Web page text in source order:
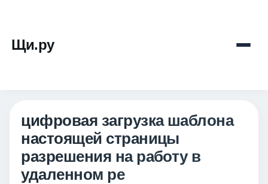
Щи.ру
цифровая загрузка шаблона
настоящей страницы
разрешения на работу в
удаленном ре